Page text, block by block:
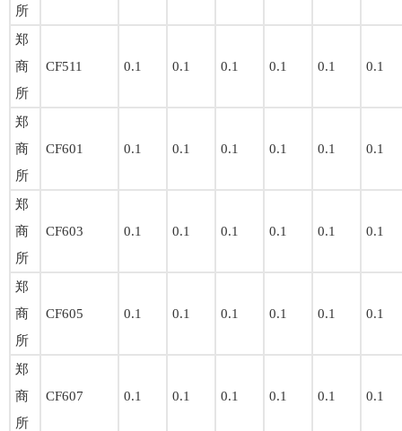
所
郑
商
所
CF511 0.1 0.1 0.1 0.1 0.1 0.1
郑
商
所
CF601 0.1 0.1 0.1 0.1 0.1 0.1
郑
商
所
CF603 0.1 0.1 0.1 0.1 0.1 0.1
郑
商
所
CF605 0.1 0.1 0.1 0.1 0.1 0.1
郑
商
所
CF607 0.1 0.1 0.1 0.1 0.1 0.1